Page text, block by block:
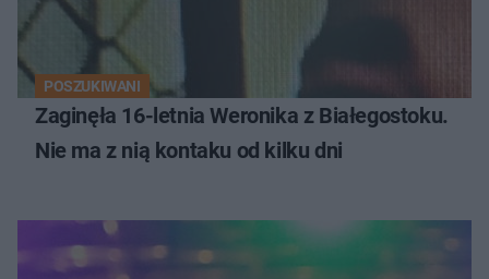
POSZUKIWANI
Zaginęła 16-letnia Weronika z Białegostoku.
Nie ma z nią kontaku od kilku dni